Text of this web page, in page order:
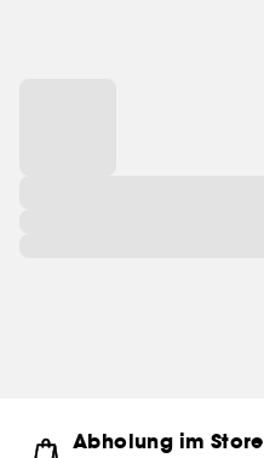
Abholung im Store